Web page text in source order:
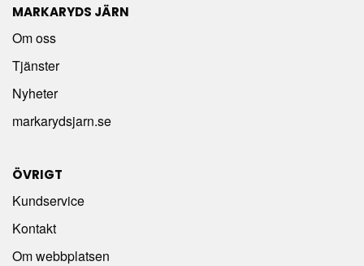
MARKARYDS JÄRN
Om oss
Tjänster
Nyheter
markarydsjarn.se
ÖVRIGT
Kundservice
Kontakt
Om webbplatsen